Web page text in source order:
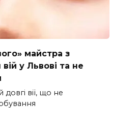
майстра з
у Львові та не
довгі вії, що не